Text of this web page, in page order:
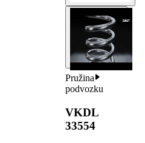
Pružina
podvozku
VKDL
33554